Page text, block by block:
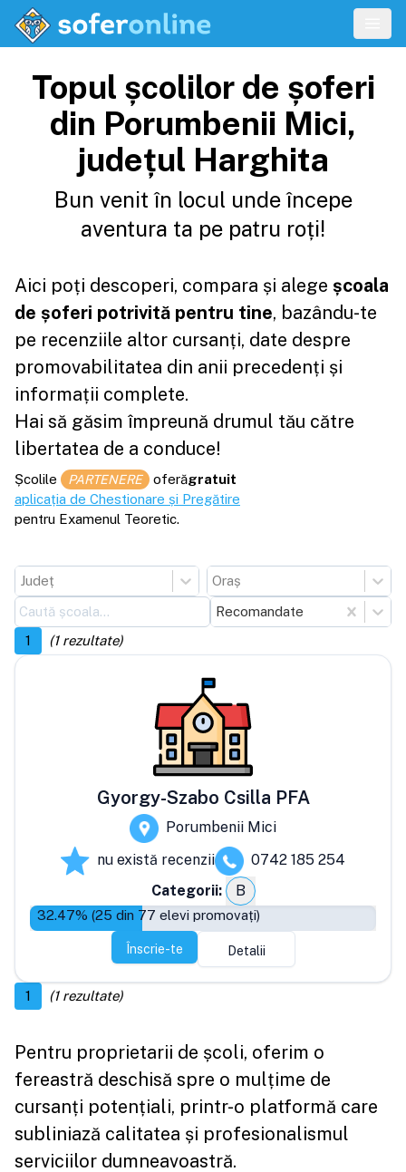
Topul școlilor de șoferi
din Porumbenii Mici,
județul Harghita
Bun venit în locul unde începe
aventura ta pe patru roți!
Aici poți descoperi, compara și alege școala
de șoferi potrivită pentru tine, bazându-te
pe recenziile altor cursanți, date despre
promovabilitatea din anii precedenți și
informații complete.
Hai să găsim împreună drumul tău către
libertatea de a conduce!
Școlile PARTENERE oferăgratuit
aplicația de Chestionare și Pregătire
pentru Examenul Teoretic.
Județ
Oraș
Recomandate
1
(1rezultate)
Gyorgy-Szabo Csilla PFA
Porumbenii Mici
nu există recenzii
0742 185 254
Categorii:
B
32.47% (25 din 77 elevi promovați)
Înscrie-te Detalii
1 (1rezultate)
Pentru proprietarii de școli, oferim o
fereastră deschisă spre o mulțime de
cursanți potențiali, printr-o platformă care
subliniază calitatea și profesionalismul
serviciilor dumneavoastră.